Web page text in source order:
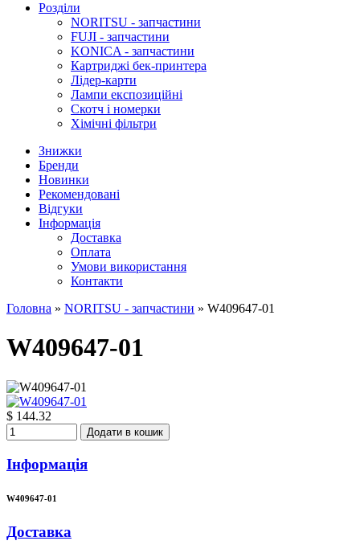
Розділи
NORITSU - запчастини
FUJI - запчастини
KONICA - запчастини
Картриджі бек-принтера
Лідер-карти
Лампи експозиційні
Скотч і номерки
Хімічні фільтри
Знижки
Бренди
Новинки
Рекомендовані
Відгуки
Інформація
Доставка
Оплата
Умови використання
Контакти
Головна » NORITSU - запчастини » W409647-01
W409647-01
$ 144.32
Додати в кошик
Інформація
W409647-01
Доставка